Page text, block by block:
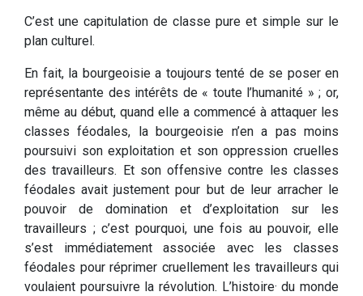
C’est une capitulation de classe pure et simple sur le
plan culturel.
En fait, la bourgeoisie a toujours tenté de se poser en
représentante des intérêts de « toute l’humanité » ; or,
même au début, quand elle a commencé à attaquer les
classes féodales, la bourgeoisie n’en a pas moins
poursuivi son exploitation et son oppression cruelles
des travailleurs. Et son offensive contre les classes
féodales avait justement pour but de leur arracher le
pouvoir de domination et d’exploitation sur les
travailleurs ; c’est pourquoi, une fois au pouvoir, elle
s’est immédiatement associée avec les classes
féodales pour réprimer cruellement les travailleurs qui
voulaient poursuivre la révolution. L’histoire· du monde